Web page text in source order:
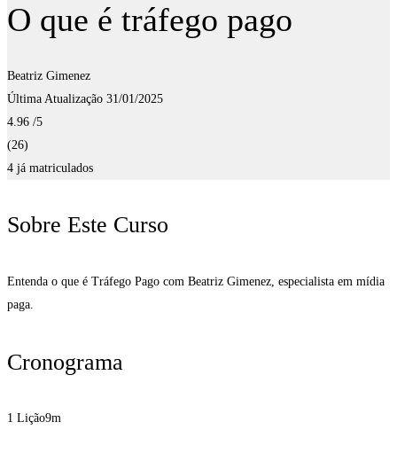
O que é tráfego pago
Beatriz Gimenez
Última Atualização 31/01/2025
4.96 /5
(26)
4 já matriculados
Sobre Este Curso
Entenda o que é Tráfego Pago com Beatriz Gimenez, especialista em mídia
paga.
Cronograma
1 Lição9m